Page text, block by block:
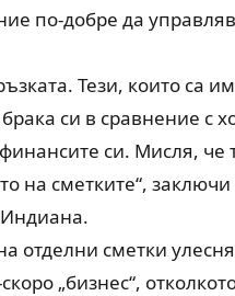
по-добре да
Тези, които са
си в сравнение с
си. Мисля, че
на сметките“,
Индиана.
отделни сметки
„бизнес“,